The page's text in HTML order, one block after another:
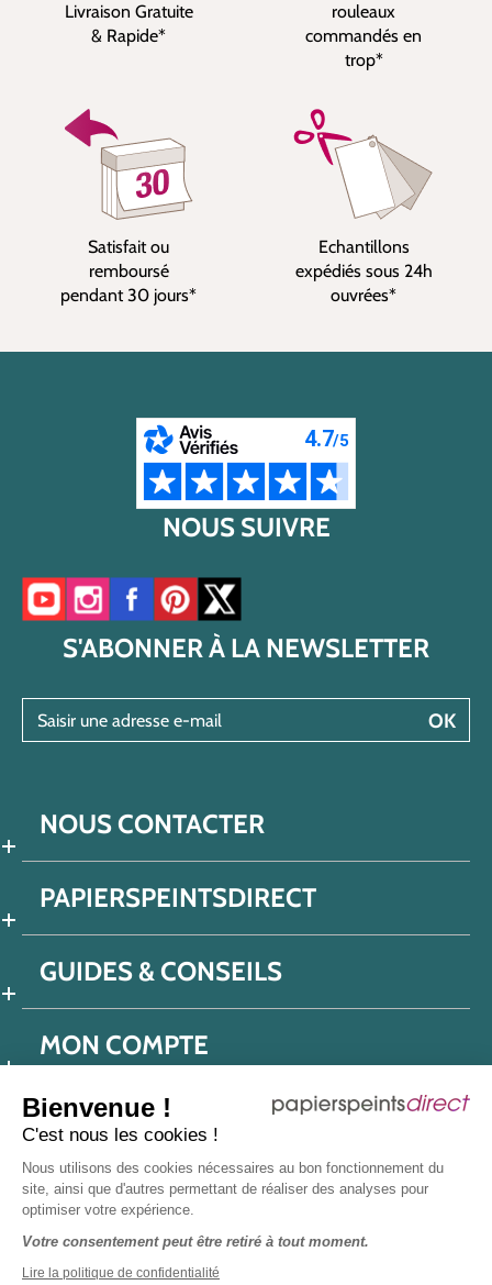
Bienvenue !
C'est nous les cookies !
Nous utilisons des cookies nécessaires au bon fonctionnement du
site, ainsi que d'autres permettant de réaliser des analyses pour
optimiser votre expérience.
Votre consentement peut être retiré à tout moment.
Lire la politique de confidentialité
Livraison Gratuite
& Rapide*
rouleaux
commandés en
trop*
Satisfait ou
remboursé
pendant 30 jours*
Echantillons
expédiés sous 24h
ouvrées*
NOUS SUIVRE
Accéder à notre chaîne YouTube
Accéder à notre compte Instagram
Accéder à notre page Facebook
Accéder à notre compte Pinterest
Accéder à notre compte Twitter/X
S'ABONNER À LA NEWSLETTER
OK
NOUS CONTACTER
PAPIERSPEINTSDIRECT
GUIDES & CONSEILS
MON COMPTE
Politique de confidentialité
Mentions légales
Protection données réseaux sociaux
Déclaration d'accessibilité